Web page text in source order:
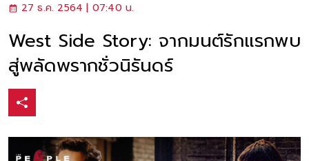
27 ธ.ค. 2564 | 07:40 น.
West Side Story: จากมนต์รักแรกพบ
สู่พลัดพรากชั่วนิรันดร์